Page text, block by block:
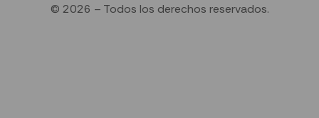
© 2026 – Todos los derechos reservados.